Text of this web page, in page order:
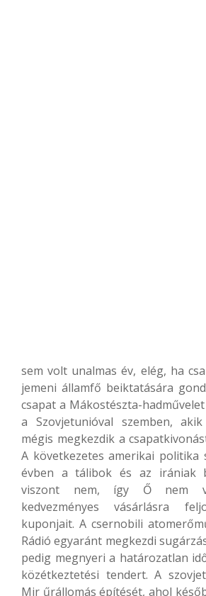
sem volt unalmas év, elég, ha
jemeni államfő beiktatására
csapat a Mákostészta-
a Szovjetunióval szemben,
mégis megkezdik a
A következetes amerikai politika
évben a tálibok és az irániak
viszont nem, így Ő nem
kedvezményes vásárlásra
kuponjait. A csernobili
Rádió egyaránt megkezdi
pedig megnyeri a határozatlan
közétkeztetési tendert. A
Mir űrállomás építését, ahol